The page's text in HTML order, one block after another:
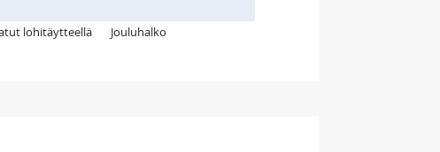
lohitäytteellä Jouluhalko